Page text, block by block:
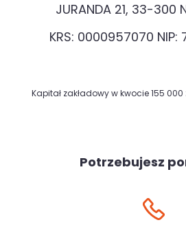
JURANDA 21, 33-300
KRS: 0000957070
Kapitał zakładowy w kwocie 155 000
Potrzebujesz